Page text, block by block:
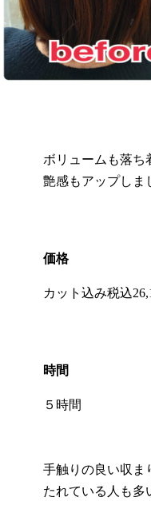
ボリュームも落ち
艶感もアップしま
価格
カット込み税込
時間
５時間
手触りの良い収ま
たれている人も多